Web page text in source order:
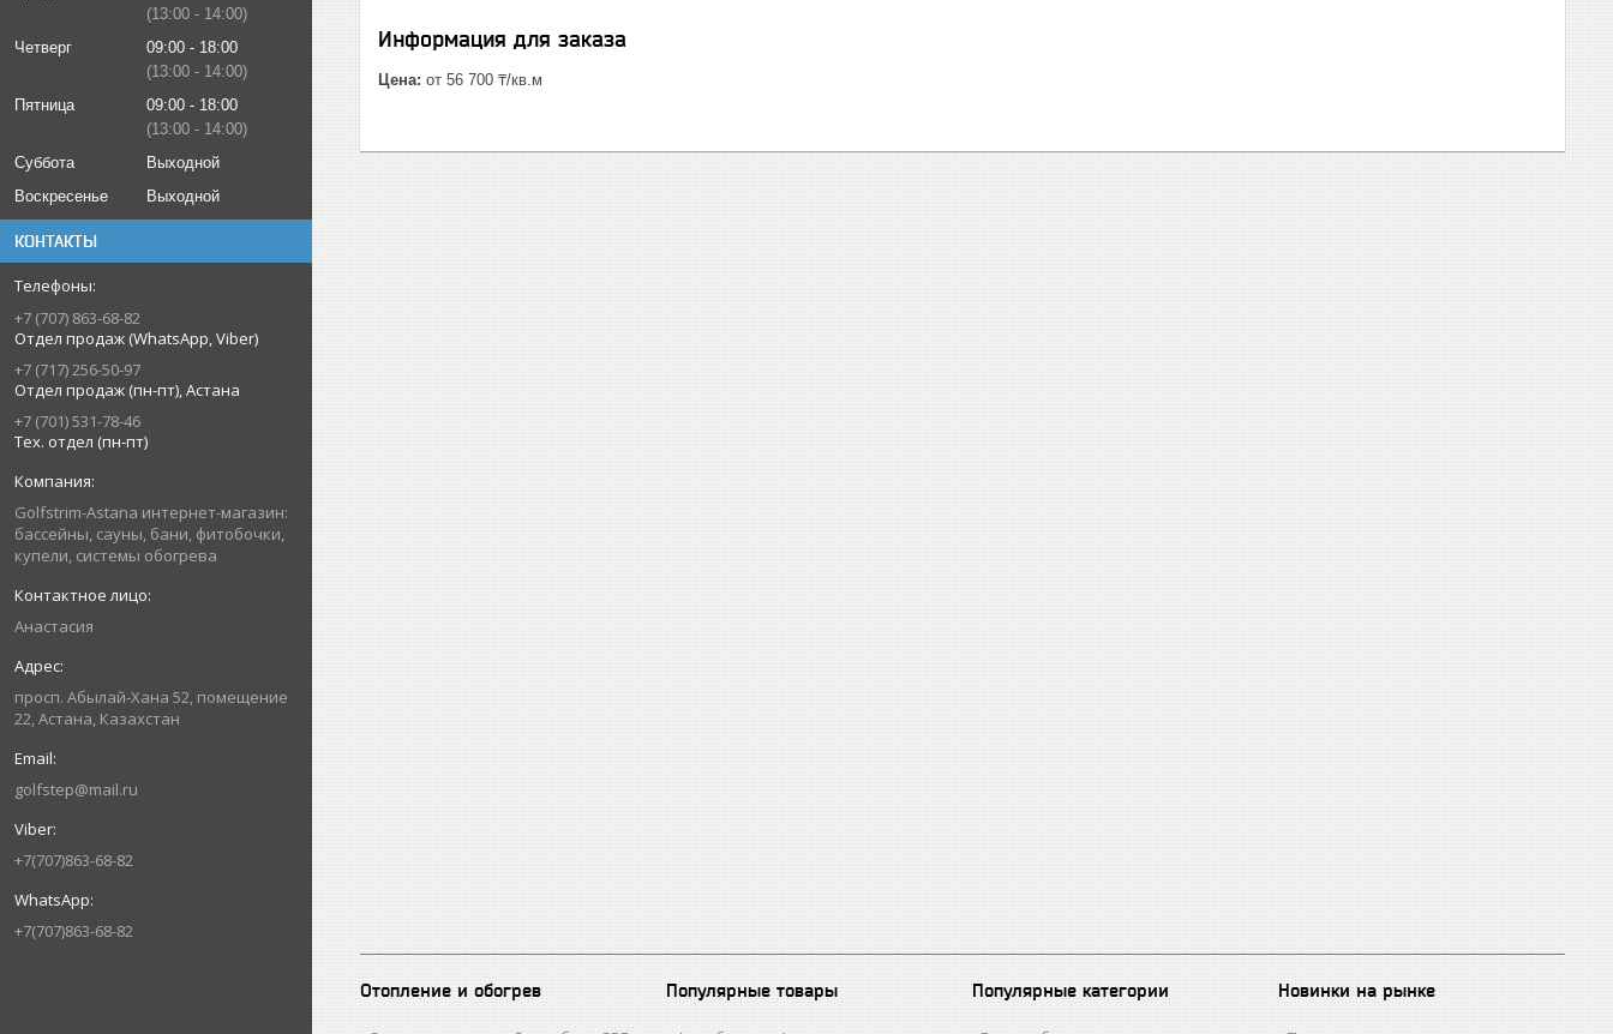
13:00
14:00
Четверг
09:00
18:00
13:00
14:00
Пятница
09:00
18:00
13:00
14:00
Суббота
Выходной
Воскресенье
Выходной
КОНТАКТЫ
+7 (707) 863-68-82
Отдел продаж (WhatsApp, Viber)
+7 (717) 256-50-97
Отдел продаж (пн-пт), Астана
+7 (701) 531-78-46
Тех. отдел (пн-пт)
Golfstrim-Astana интернет-магазин:
бассейны, сауны, бани, фитобочки,
купели, системы обогрева
Анастасия
просп. Абылай-Хана 52, помещение
22, Астана, Казахстан
golfstep@mail.ru
+7(707)863-68-82
+7(707)863-68-82
Информация для заказа
Цена: от 56 700 ₸/кв.м
Отопление и обогрев Популярные товары Популярные категории Новинки на рынке